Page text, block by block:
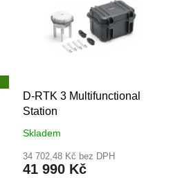
D-RTK 3 Multifunctional
Station
Skladem
34 702,48 Kč bez DPH
41 990 Kč